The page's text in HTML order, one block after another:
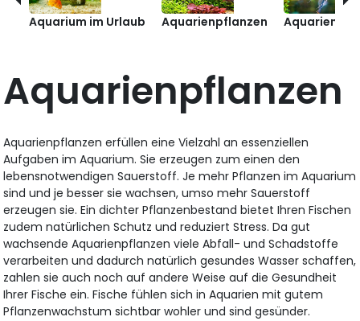
Aquarium im Urlaub Aquarienpflanzen
Aquarienpflanzen
Aquarienpflanzen erfüllen eine Vielzahl an essenziellen
Aufgaben im Aquarium. Sie erzeugen zum einen den
lebensnotwendigen Sauerstoff. Je mehr Pflanzen im Aquarium
sind und je besser sie wachsen, umso mehr Sauerstoff
erzeugen sie. Ein dichter Pflanzenbestand bietet Ihren Fischen
zudem natürlichen Schutz und reduziert Stress. Da gut
wachsende Aquarienpflanzen viele Abfall- und Schadstoffe
verarbeiten und dadurch natürlich gesundes Wasser schaffen,
zahlen sie auch noch auf andere Weise auf die Gesundheit
Ihrer Fische ein. Fische fühlen sich in Aquarien mit gutem
Pflanzenwachstum sichtbar wohler und sind gesünder.